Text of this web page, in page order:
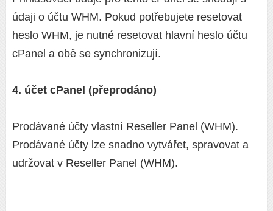
údaji o účtu WHM. Pokud potřebujete resetovat
heslo WHM, je nutné resetovat hlavní heslo účtu
cPanel a obě se synchronizují.
4. účet cPanel (přeprodáno)
Prodávané účty vlastní Reseller Panel (WHM).
Prodávané účty lze snadno vytvářet, spravovat a
udržovat v Reseller Panel (WHM).